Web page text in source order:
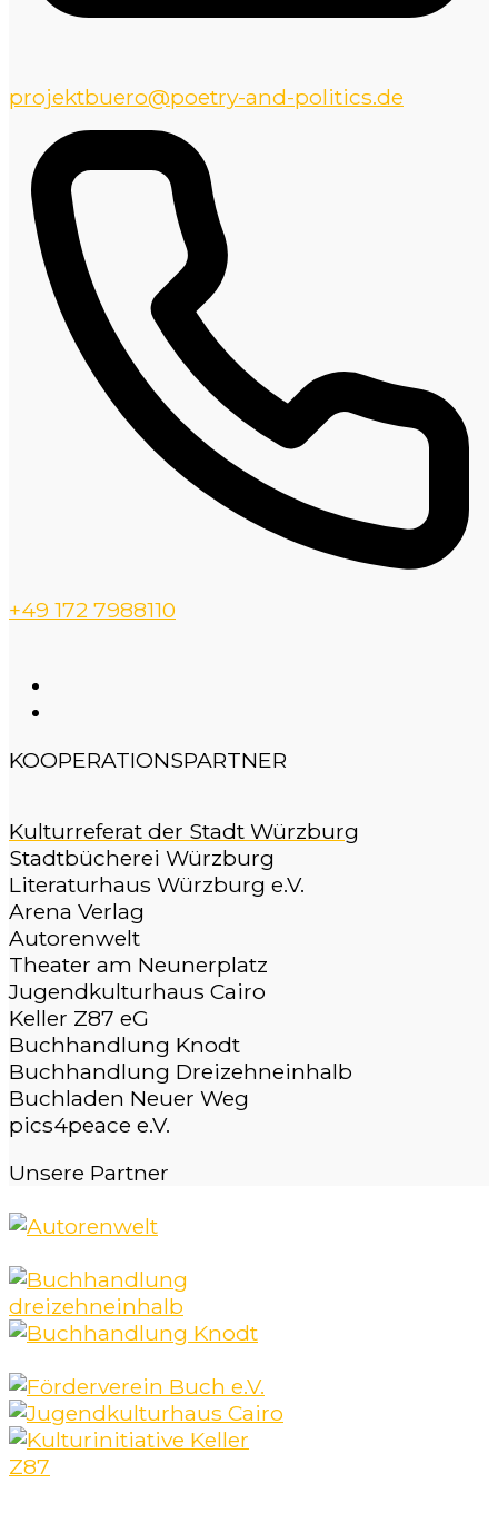
projektbuero@poetry-and-politics.de
+49 172 7988110
KOOPERATIONSPARTNER
Kulturreferat der Stadt Würzburg
Stadtbücherei Würzburg
Literaturhaus Würzburg e.V.
Arena Verlag
Autorenwelt
Theater am Neunerplatz
Jugendkulturhaus Cairo
Keller Z87 eG
Buchhandlung Knodt
Buchhandlung Dreizehneinhalb
Buchladen Neuer Weg
pics4peace e.V.
Unsere Partner